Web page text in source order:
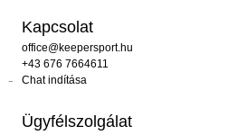
Kapcsolat
office@keepersport.hu
+43 676 7664611
Chat indítása
Ügyfélszolgálat